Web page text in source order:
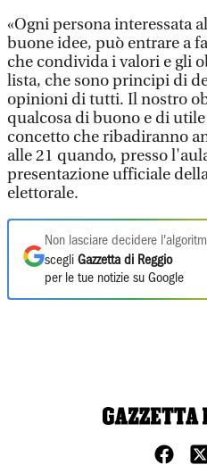
«Ogni persona interessata
buone idee, può entrare a
che condivida i valori e gli
lista, che sono principi di
opinioni di tutti. Il nostro
qualcosa di buono e di
concetto che ribadiranno
alle 21 quando, presso
presentazione ufficiale
elettorale.
Non lasciare decidere
scegli Gazzetta di Reggio
per le tue notizie su Google